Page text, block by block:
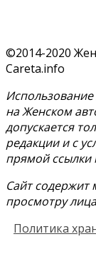
©2014-2020
Careta.info
на Женском
допускается
редакции и с
прямой ссылки
Сайт содержит
просмотру
Политика